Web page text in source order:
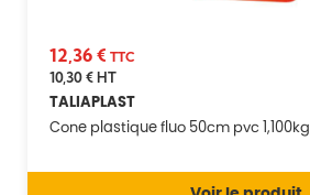
12,36 € TTC
10,30 €HT
TALIAPLAST
Cone plastique fluo 50cm pvc 1,100kg